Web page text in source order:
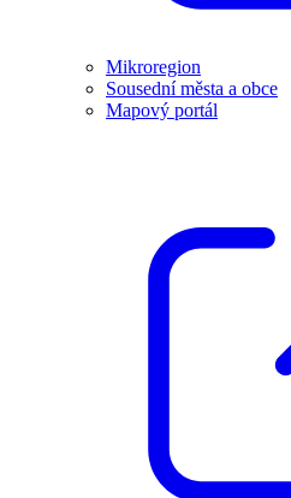
Mikroregion
Sousední města a obce
Mapový portál